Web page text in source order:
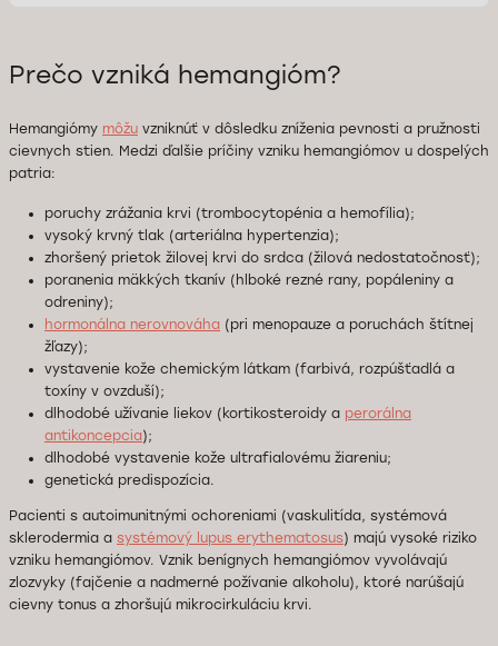
Prečo vzniká hemangióm?
Hemangiómy môžu vzniknúť v dôsledku zníženia pevnosti a pružnosti
cievnych stien. Medzi ďalšie príčiny vzniku hemangiómov u dospelých
patria:
poruchy zrážania krvi (trombocytopénia a hemofília);
vysoký krvný tlak (arteriálna hypertenzia);
zhoršený prietok žilovej krvi do srdca (žilová nedostatočnosť);
poranenia mäkkých tkanív (hlboké rezné rany, popáleniny a
odreniny);
hormonálna nerovnováha (pri menopauze a poruchách štítnej
žľazy);
vystavenie kože chemickým látkam (farbivá, rozpúšťadlá a
toxíny v ovzduší);
dlhodobé užívanie liekov (kortikosteroidy a perorálna
antikoncepcia);
dlhodobé vystavenie kože ultrafialovému žiareniu;
genetická predispozícia.
Pacienti s autoimunitnými ochoreniami (vaskulitída, systémová
sklerodermia a systémový lupus erythematosus) majú vysoké riziko
vzniku hemangiómov. Vznik benígnych hemangiómov vyvolávajú
zlozvyky (fajčenie a nadmerné požívanie alkoholu), ktoré narúšajú
cievny tonus a zhoršujú mikrocirkuláciu krvi.